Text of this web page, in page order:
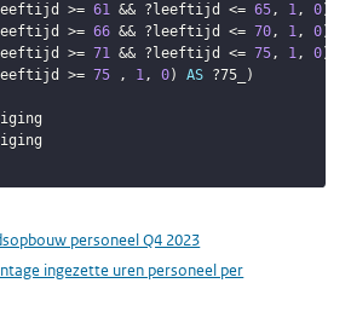
>= 61 && ?leeftijd <= 65, 1, 0)
>= 66 && ?leeftijd <= 70, 1, 0)
>= 71 && ?leeftijd <= 75, 1, 0)
>= 75 , 1, 0) AS ?75_
)
personeel Q4 2023
ingezette uren personeel per